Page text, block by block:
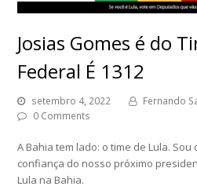
Josias Gomes é do
Federal É 1312
setembro 4, 2022 Fernando
0 Comments
A Bahia tem lado: o time de Lula.
confiança do nosso próximo
Lula na Bahia.